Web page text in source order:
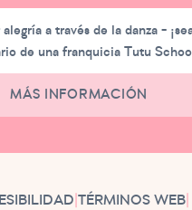
a través de la danza -
de una franquicia Tutu
MÁS INFORMACIÓN
|TÉRMINOS WEB